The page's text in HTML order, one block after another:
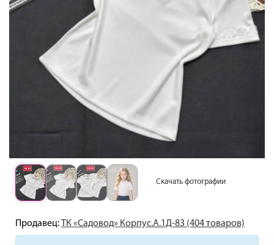
Скачать фотографии
Продавец:ТК «Садовод» Корпус.А.1Д-83 (404 товаров)